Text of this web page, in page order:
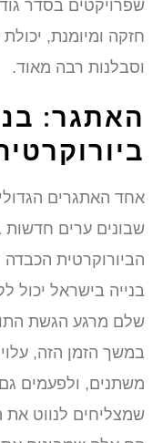
שפרויקטים בסדר
חזקה ומיומנת, יכולת
וסבלנות רבה מאוד.
האתגר:
ביורוקרטיה
אחד האתגרים
שבונים ערים חדשות
הביורוקרטית הכבדה
בנייה בישראל יכול
שלם מרגע הגשת
במשך הזמן הזה,
משתנים, ולפעמים גם
שמצליחים לנווט את